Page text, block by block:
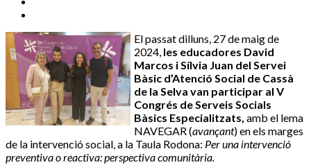
El passat dilluns, 27 de maig de
2024, les educadores David
Marcos i Sílvia Juan del Servei
Bàsic d’Atenció Social de Cassà
de la Selva van participar al V
Congrés de Serveis Socials
Bàsics Especialitzats, amb el lema
NAVEGAR (avançant) en els marges
de la intervenció social, a la Taula Rodona: Per una intervenció
preventiva o reactiva: perspectiva comunitària.